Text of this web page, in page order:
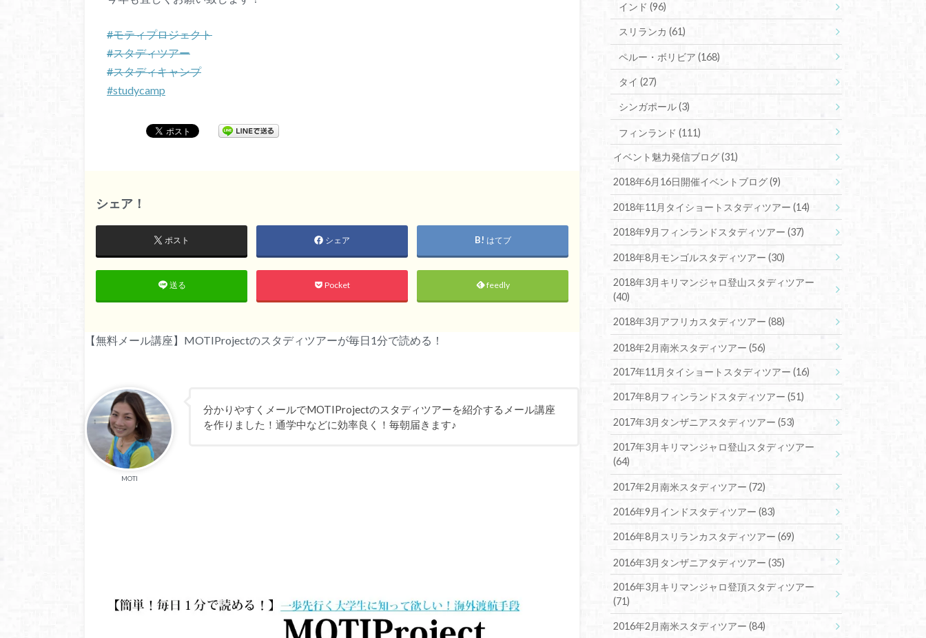
#モティプロジェクト
#スタディツアー
#スタディキャンプ
#studycamp
シェア！
ポスト シェア はてブ
送る Pocket feedly
【無料メール講座】MOTIProjectのスタディツアーが毎日1分で読める！
MOTI
分かりやすくメールでMOTIProjectのスタディツアーを紹介するメール講座
を作りました！通学中などに効率良く！毎朝届きます♪
インド (96)
スリランカ (61)
ペルー・ボリビア (168)
タイ (27)
シンガポール(3)
フィンランド (111)
イベント魅力発信ブログ(31)
2018年6月16日開催イベントブログ(9)
2018年11月タイショートスタディツアー(14)
2018年9月フィンランドスタディツアー(37)
2018年8月モンゴルスタディツアー(30)
2018年3月キリマンジャロ登山スタディツアー
(40)
2018年3月アフリカスタディツアー(88)
2018年2月南米スタディツアー(56)
2017年11月タイショートスタディツアー(16)
2017年8月フィンランドスタディツアー(51)
2017年3月タンザニアスタディツアー(53)
2017年3月キリマンジャロ登山スタディツアー
(64)
2017年2月南米スタディツアー(72)
2016年9月インドスタディツアー(83)
2016年8月スリランカスタディツアー(69)
2016年3月タンザニアタディツアー(35)
2016年3月キリマンジャロ登頂スタディツアー
(71)
2016年2月南米スタディツアー(84)